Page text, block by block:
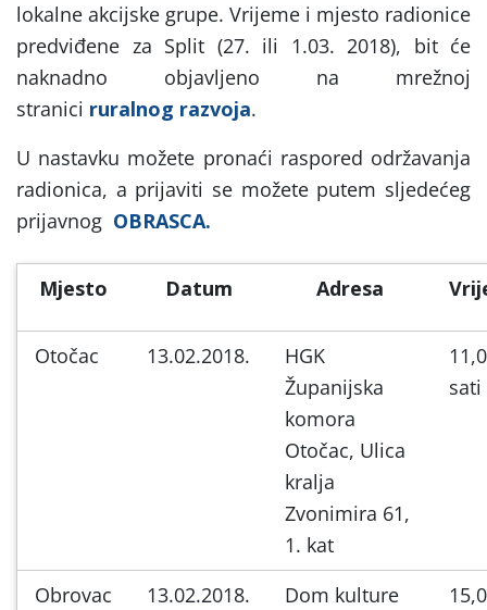
lokalne akcijske grupe. Vrijeme i mjesto radionice
predviđene za Split (27. ili 1.03. 2018), bit će
naknadno objavljeno na mrežnoj
stranici ruralnog razvoja.
U nastavku možete pronaći raspored održavanja
radionica, a prijaviti se možete putem sljedećeg
prijavnog OBRASCA.
Mjesto Datum Adresa
Otočac 13.02.2018.
HGK
Županijska
komora
Otočac, Ulica
kralja
Zvonimira 61,
1. kat
sati
Obrovac 13.02.2018.
Dom kulture